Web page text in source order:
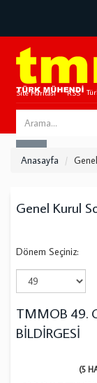
Site Haritası RSS
Search
this
Anasayfa
Genel Kurul
Dönem Seçiniz:
TMMOB 49.
BİLDİRGESİ
(5